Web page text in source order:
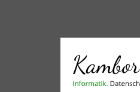
↓
MAIN
CONTENT